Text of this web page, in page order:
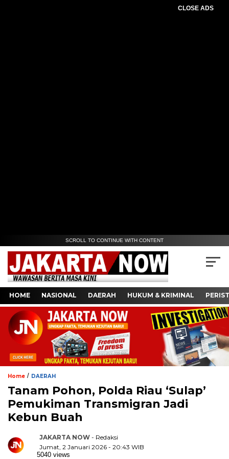
CLOSE ADS
SCROLL TO CONTINUE WITH CONTENT
HOME NASIONAL DAERAH HUKUM & KRIMINAL
Home / DAERAH
Tanam Pohon, Polda Riau ‘Sulap’
Pemukiman Transmigran Jadi
Kebun Buah
JAKARTA NOW - Redaksi
Jumat, 2 Januari 2026 - 20:43 WIB
5040 views